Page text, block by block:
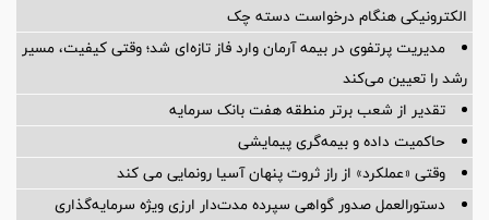
الکترونیکی هنگام درخواست دسته چک
مدیریت پرتفوی در بیمه آرمان وارد فاز تازه‌ای شد؛ وقتی کیفیت، مسیر
رشد را تعیین می‌کند
تقدیر از شعب برتر منطقه هفت بانک سرمایه
حاکمیت داده و بیمه‌گری پیمایشی
وقتی «عملکرد» از راز ثروت پنهان آسیا رونمایی می کند
دستورالعمل صدور گواهی سپرده مدت‌دار ارزی ویژه سرمایه‌گذاری